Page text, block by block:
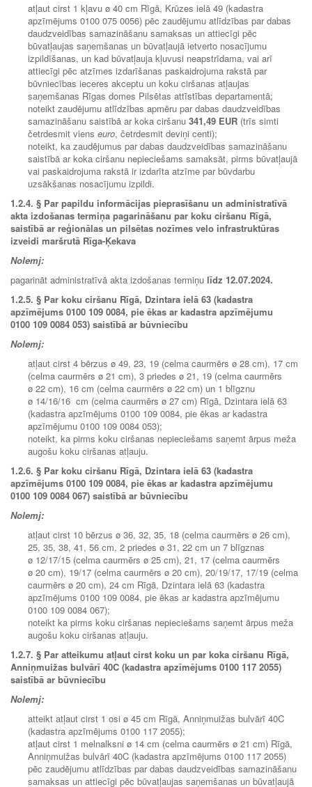
atļaut cirst 1 kļavu ø 40 cm Rīgā, Krūzes ielā 49 (kadastra
apzīmējums 0100 075 0056) pēc zaudējumu atlīdzības par dabas
daudzveidības samazināšanu samaksas un attiecīgi pēc
būvatļaujas saņemšanas un būvatļaujā ietverto nosacījumu
izpildīšanas, un kad būvatļauja kļuvusi neapstrīdama, vai arī
attiecīgi pēc atzīmes izdarīšanas paskaidrojuma rakstā par
būvniecības ieceres akceptu un koku ciršanas atļaujas
saņemšanas Rīgas domes Pilsētas attīstības departamentā;
noteikt zaudējumu atlīdzības apmēru par dabas daudzveidības
samazināšanu saistībā ar koka ciršanu 341,49 EUR (trīs simti
četrdesmit viens euro, četrdesmit deviņi centi);
noteikt, ka zaudējumus par dabas daudzveidības samazināšanu
saistībā ar koka ciršanu nepieciešams samaksāt, pirms būvatļaujā
vai paskaidrojuma rakstā ir izdarīta atzīme par būvdarbu
uzsākšanas nosacījumu izpildi.
1.2.4. § Par papildu informācijas pieprasīšanu un administratīvā
akta izdošanas termiņa pagarināšanu par koku ciršanu Rīgā,
saistībā ar reģionālas un pilsētas nozīmes velo infrastruktūras
izveidi maršrutā Rīga-Ķekava
Nolemj:
pagarināt administratīvā akta izdošanas termiņu līdz 12.07.2024.
1.2.5. § Par koku ciršanu Rīgā, Dzintara ielā 63 (kadastra
apzīmējums 0100 109 0084, pie ēkas ar kadastra apzīmējumu
0100 109 0084 053) saistībā ar būvniecību
Nolemj:
atļaut cirst 4 bērzus ø 49, 23, 19 (celma caurmērs ø 28 cm), 17 cm
(celma caurmērs ø 21 cm), 3 priedes ø 21, 19 (celma caurmērs
ø 22 cm), 16 cm (celma caurmērs ø 22 cm) un 1 blīgznu
ø 14/16/16 cm (celma caurmērs ø 27 cm) Rīgā, Dzintara ielā 63
(kadastra apzīmējums 0100 109 0084, pie ēkas ar kadastra
apzīmējumu 0100 109 0084 053);
noteikt, ka pirms koku ciršanas nepieciešams saņemt ārpus meža
augošu koku ciršanas atļauju.
1.2.6. § Par koku ciršanu Rīgā, Dzintara ielā 63 (kadastra
apzīmējums 0100 109 0084, pie ēkas ar kadastra apzīmējumu
0100 109 0084 067) saistībā ar būvniecību
Nolemj:
atļaut cirst 10 bērzus ø 36, 32, 35, 18 (celma caurmērs ø 26 cm),
25, 35, 38, 41, 56 cm, 2 priedes ø 31, 22 cm un 7 blīgznas
ø 12/17/15 (celma caurmērs ø 25 cm), 21, 17 (celma caurmērs
ø 20 cm), 19/17 (celma caurmērs ø 20 cm), 20/19/17, 17/19 (celma
caurmērs ø 20 cm), 24 cm Rīgā, Dzintara ielā 63 (kadastra
apzīmējums 0100 109 0084, pie ēkas ar kadastra apzīmējumu
0100 109 0084 067);
noteikt ka pirms koku ciršanas nepieciešams saņemt ārpus meža
augošu koku ciršanas atļauju.
1.2.7. § Par atteikumu atļaut cirst koku un par koka ciršanu Rīgā,
Anniņmuižas bulvārī 40C (kadastra apzīmējums 0100 117 2055)
saistībā ar būvniecību
Nolemj:
atteikt atļaut cirst 1 osi ø 45 cm Rīgā, Anniņmuižas bulvārī 40C
(kadastra apzīmējums 0100 117 2055);
atļaut cirst 1 melnalksni ø 14 cm (celma caurmērs ø 21 cm) Rīgā,
Anniņmuižas bulvārī 40C (kadastra apzīmējums 0100 117 2055)
pēc zaudējumu atlīdzības par dabas daudzveidības samazināšanu
samaksas un attiecīgi pēc būvatļaujas saņemšanas un būvatļaujā